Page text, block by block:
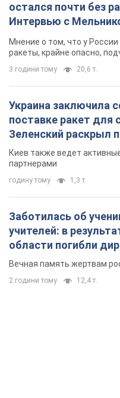
остался почти без
Интервью с
Мнение о том, что у
ракеты, крайне опасно,
3 години тому 20,6 т.
Украина заключила
поставке ракет
Зеленский раскрыл
Киев также ведет
партнерами
годину тому 1,3 т.
Заботилась об
учителей: в
области погибли
муж и внук
Вечная память жертвам
2 години тому 12,4 т.